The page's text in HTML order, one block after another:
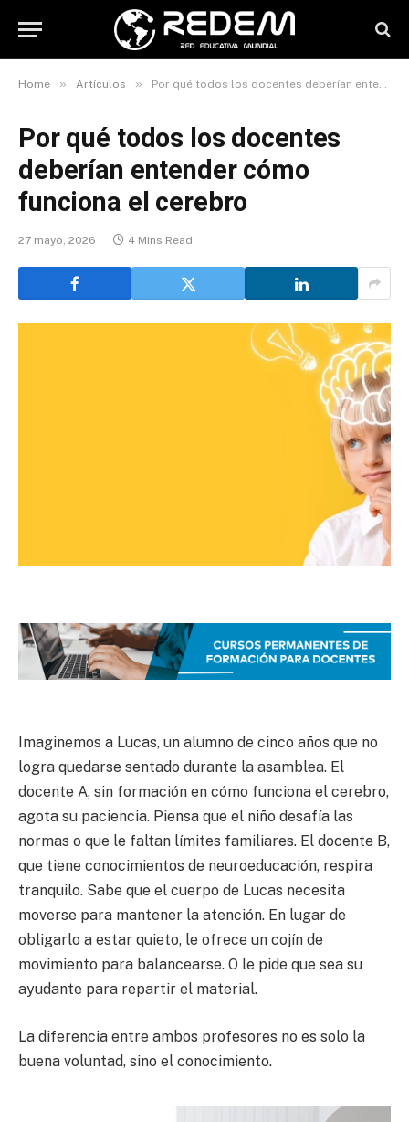
Home » Artículos » Por qué todos los docentes deberían entender cómo funciona el cerebro
Por qué todos los docentes
deberían entender cómo
funciona el cerebro
27 mayo, 2026 4 Mins Read
Imaginemos a Lucas, un alumno de cinco años que no
logra quedarse sentado durante la asamblea. El
docente A, sin formación en cómo funciona el cerebro,
agota su paciencia. Piensa que el niño desafía las
normas o que le faltan límites familiares. El docente B,
que tiene conocimientos de neuroeducación, respira
tranquilo. Sabe que el cuerpo de Lucas necesita
moverse para mantener la atención. En lugar de
obligarlo a estar quieto, le ofrece un cojín de
movimiento para balancearse. O le pide que sea su
ayudante para repartir el material.
La diferencia entre ambos profesores no es solo la
buena voluntad, sino el conocimiento.